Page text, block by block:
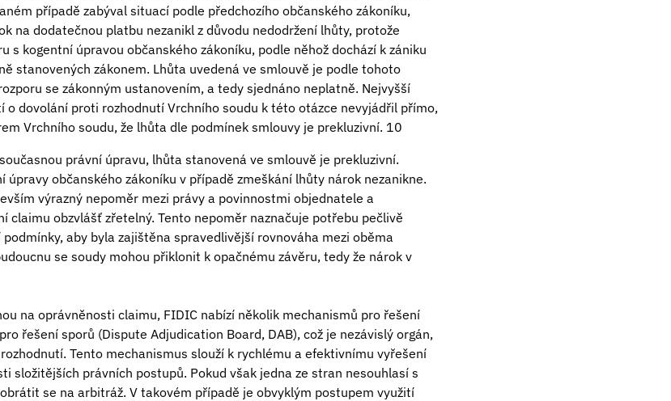
případě zabýval situací podle předchozího občanského zákoníku,
na dodatečnou platbu nezanikl z důvodu nedodržení lhůty, protože
s kogentní úpravou občanského zákoníku, podle něhož dochází k zániku
stanovených zákonem. Lhůta uvedená ve smlouvě je podle tohoto
se zákonným ustanovením, a tedy sjednáno neplatně. Nejvyšší
o dovolání proti rozhodnutí Vrchního soudu k této otázce nevyjádřil přímo,
Vrchního soudu, že lhůta dle podmínek smlouvy je prekluzivní. 10
právní úpravu, lhůta stanovená ve smlouvě je prekluzivní.
úpravy občanského zákoníku v případě zmeškání lhůty nárok nezanikne.
výrazný nepoměr mezi právy a povinnostmi objednatele a
claimu obzvlášť zřetelný. Tento nepoměr naznačuje potřebu pečlivě
aby byla zajištěna spravedlivější rovnováha mezi oběma
se soudy mohou přiklonit k opačnému závěru, tedy že nárok v
na oprávněnosti claimu, FIDIC nabízí několik mechanismů pro řešení
řešení sporů (Dispute Adjudication Board, DAB), což je nezávislý orgán,
Tento mechanismus slouží k rychlému a efektivnímu vyřešení
složitějších právních postupů. Pokud však jedna ze stran nesouhlasí s
se na arbitráž. V takovém případě je obvyklým postupem využití